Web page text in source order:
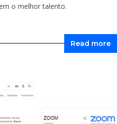
o melhor talento.
Read more